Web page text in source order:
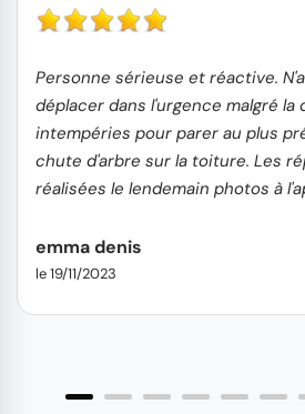
Personne sérieuse et réactive.
déplacer dans l'urgence malgré la
intempéries pour parer au plus
chute d'arbre sur la toiture. Les
réalisées le lendemain photos à
emma denis
le 19/11/2023